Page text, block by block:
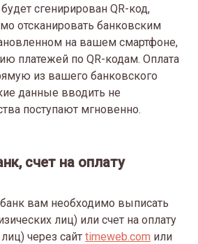
сгенирирован QR-код,
отсканировать банковским
на вашем смартфоне,
платежей по QR-кодам. Оплата
из вашего банковского
данные вводить не
поступают мгновенно.
счет на оплату
вам необходимо выписать
лиц) или счет на оплату
через сайт timeweb.com или